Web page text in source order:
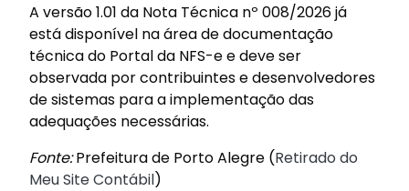
A versão 1.01 da Nota Técnica nº 008/2026 já
está disponível na área de documentação
técnica do Portal da NFS-e e deve ser
observada por contribuintes e desenvolvedores
de sistemas para a implementação das
adequações necessárias.
Fonte:Prefeitura de Porto Alegre (Retirado do
Meu Site Contábil)